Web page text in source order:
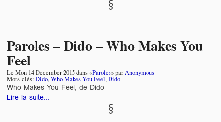
Paroles – Dido – Who Makes You
Feel
Le Mon 14 December 2015dans «Paroles» parAnonymous
Mots-clés: Dido,Who Makes You Feel,Dido
Who Makes You Feel, de Dido
Lire la suite...